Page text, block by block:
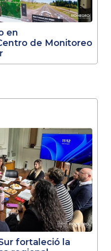
en
de Monitoreo
fortaleció la